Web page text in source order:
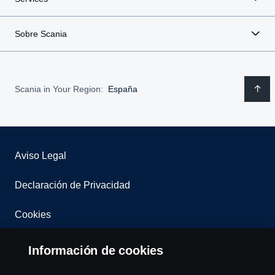
Sobre Scania
Scania in Your Region: España
Aviso Legal
Declaración de Privacidad
Cookies
Contacta con nosotros
Información de cookies